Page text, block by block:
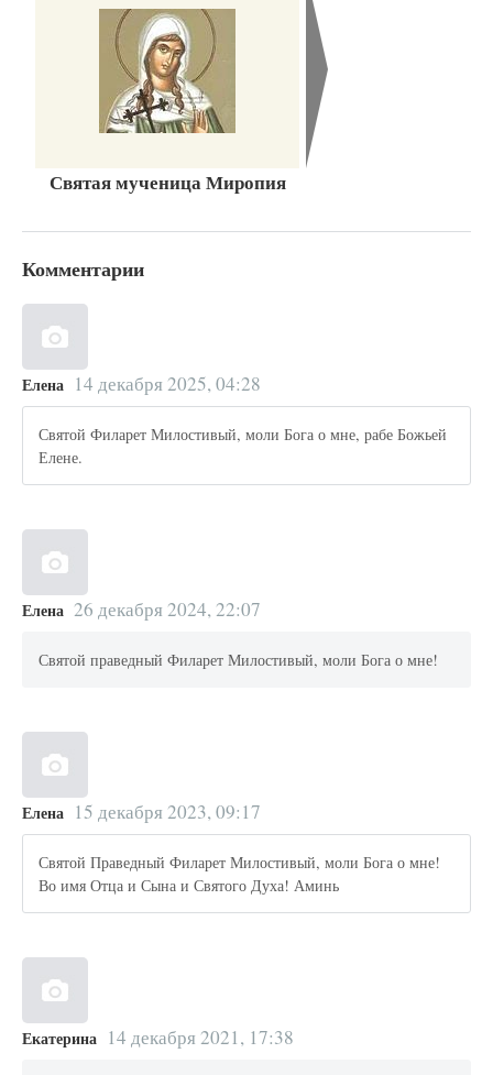
Святая мученица Миропия
Комментарии
Елена 14 декабря 2025, 04:28
Святой Филарет Милостивый, моли Бога о мне, рабе Божьей
Елене.
Елена 26 декабря 2024, 22:07
Святой праведный Филарет Милостивый, моли Бога о мне!
Елена 15 декабря 2023, 09:17
Святой Праведный Филарет Милостивый, моли Бога о мне!
Во имя Отца и Сына и Святого Духа! Аминь
Екатерина 14 декабря 2021, 17:38